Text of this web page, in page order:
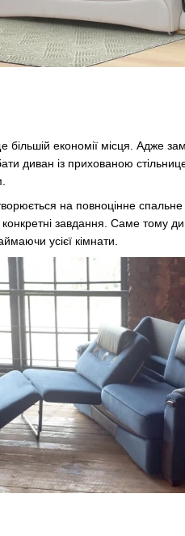
економії місця. Адже
диван із прихованою
на повноцінне
конкретні завдання. Саме тому
усієї кімнати.